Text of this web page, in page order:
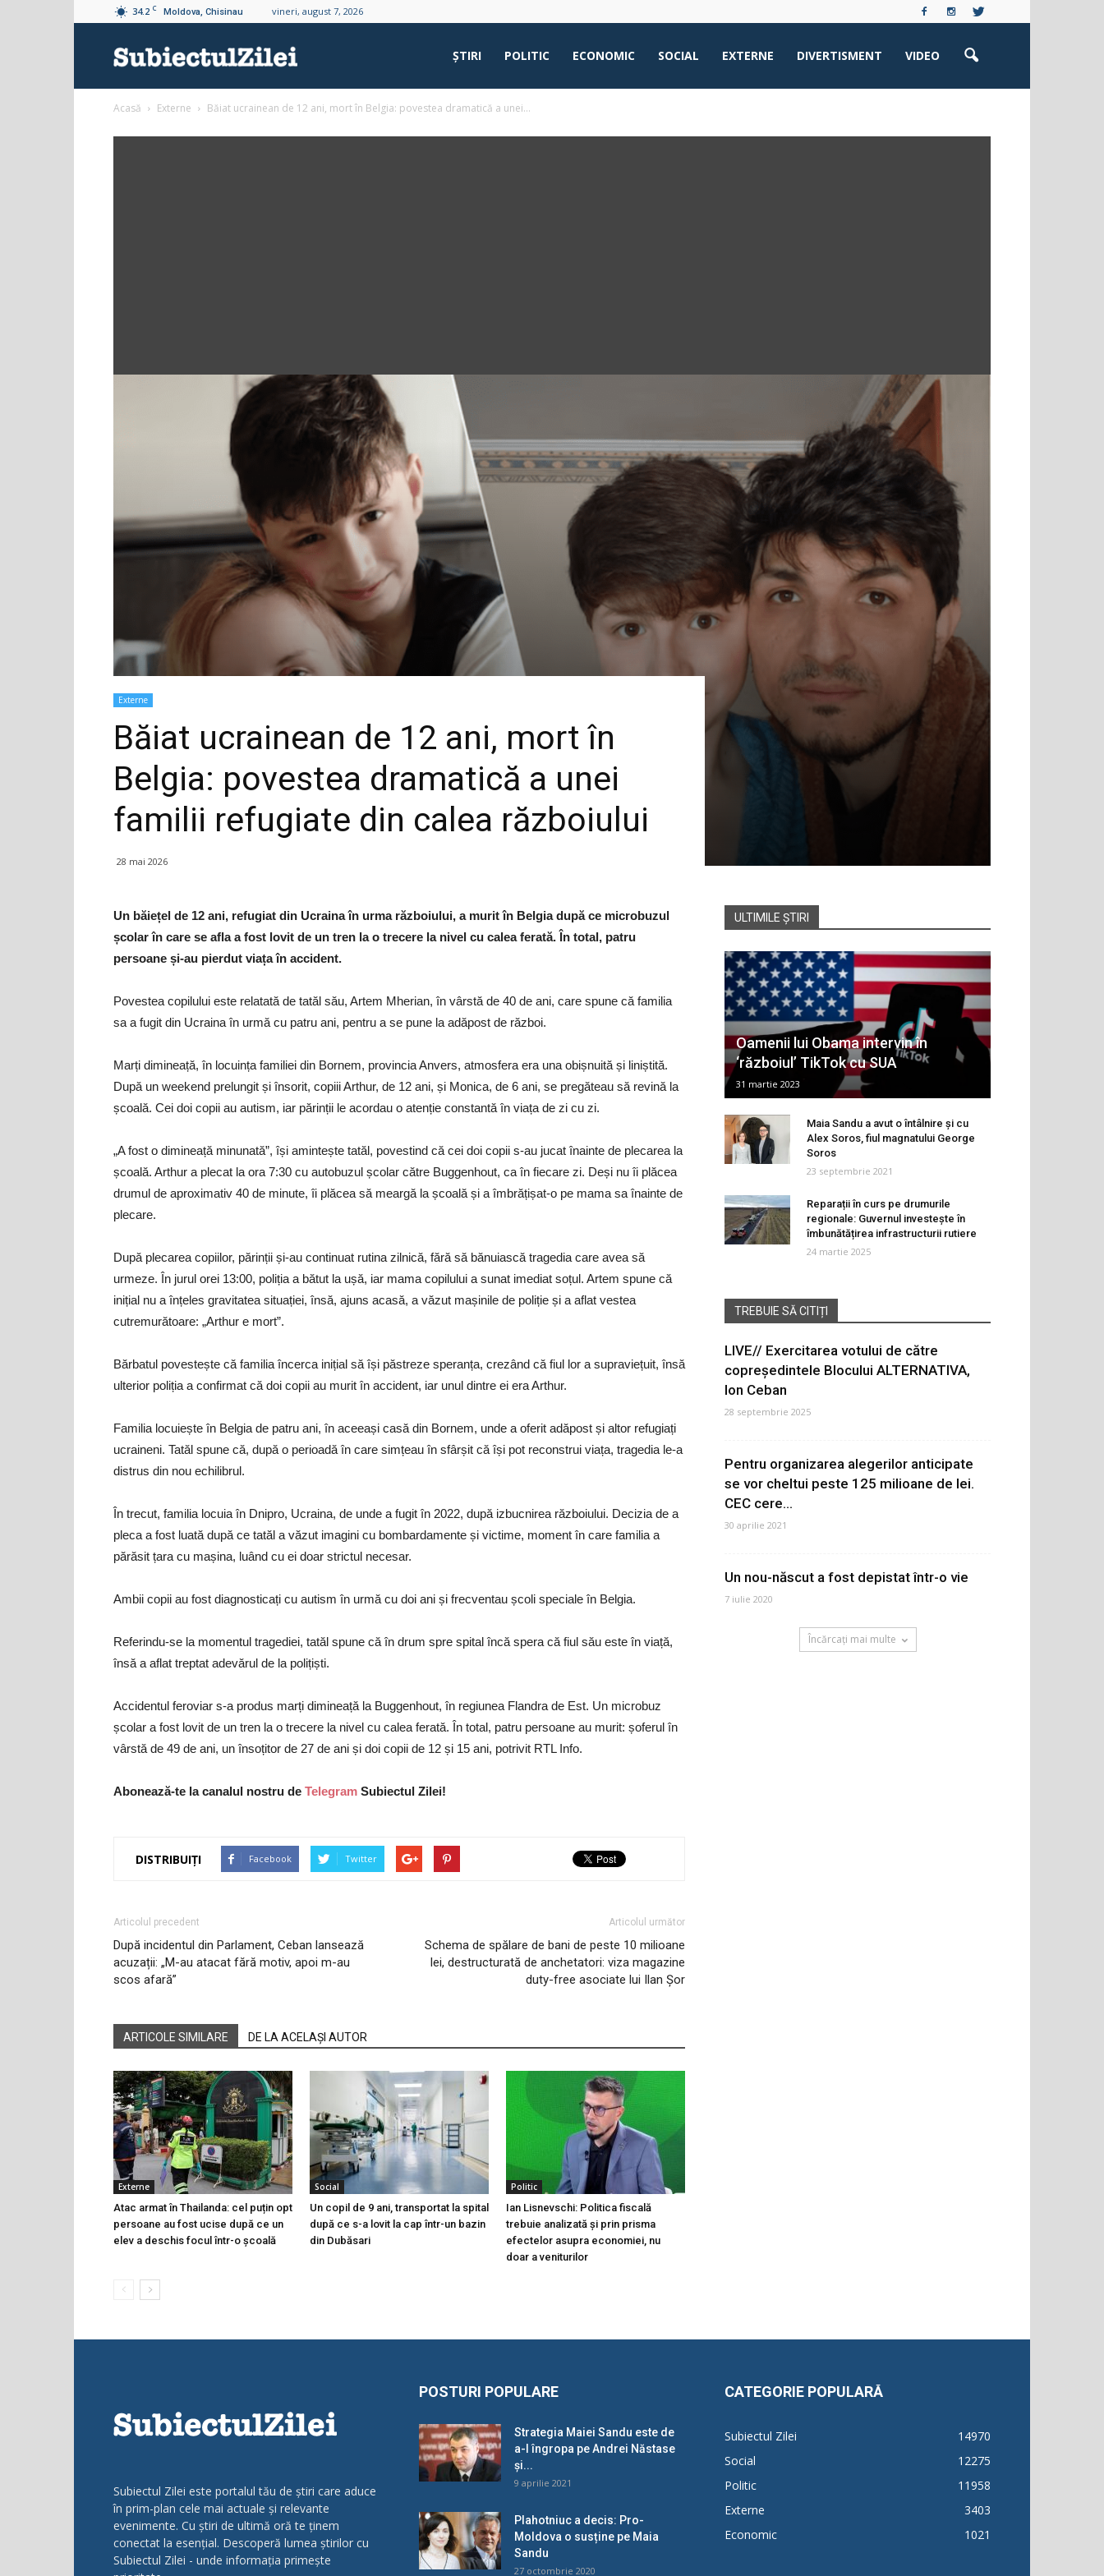
34.2 C Moldova, Chisinau vineri, august 7, 2026
ŞTIRI POLITIC ECONOMIC SOCIAL EXTERNE DIVERTISMENT VIDEO
Acasă Externe Băiat ucrainean de 12 ani, mort în Belgia: povestea dramatică a unei...
Externe
Băiat ucrainean de 12 ani, mort în
Belgia: povestea dramatică a unei
familii refugiate din calea războiului
28 mai 2026
Un băiețel de 12 ani, refugiat din Ucraina în urma războiului, a murit în Belgia după ce microbuzul
școlar în care se afla a fost lovit de un tren la o trecere la nivel cu calea ferată. În total, patru
persoane și-au pierdut viața în accident.
Povestea copilului este relatată de tatăl său, Artem Mherian, în vârstă de 40 de ani, care spune că familia
sa a fugit din Ucraina în urmă cu patru ani, pentru a se pune la adăpost de război.
Marți dimineață, în locuința familiei din Bornem, provincia Anvers, atmosfera era una obișnuită și liniștită.
După un weekend prelungit și însorit, copiii Arthur, de 12 ani, și Monica, de 6 ani, se pregăteau să revină la
școală. Cei doi copii au autism, iar părinții le acordau o atenție constantă în viața de zi cu zi.
„A fost o dimineață minunată”, își amintește tatăl, povestind că cei doi copii s-au jucat înainte de plecarea la
școală. Arthur a plecat la ora 7:30 cu autobuzul școlar către Buggenhout, ca în fiecare zi. Deși nu îi plăcea
drumul de aproximativ 40 de minute, îi plăcea să meargă la școală și a îmbrățișat-o pe mama sa înainte de
plecare.
După plecarea copiilor, părinții și-au continuat rutina zilnică, fără să bănuiască tragedia care avea să
urmeze. În jurul orei 13:00, poliția a bătut la ușă, iar mama copilului a sunat imediat soțul. Artem spune că
inițial nu a înțeles gravitatea situației, însă, ajuns acasă, a văzut mașinile de poliție și a aflat vestea
cutremurătoare: „Arthur e mort”.
Bărbatul povestește că familia încerca inițial să își păstreze speranța, crezând că fiul lor a supraviețuit, însă
ulterior poliția a confirmat că doi copii au murit în accident, iar unul dintre ei era Arthur.
Familia locuiește în Belgia de patru ani, în aceeași casă din Bornem, unde a oferit adăpost și altor refugiați
ucraineni. Tatăl spune că, după o perioadă în care simțeau în sfârșit că își pot reconstrui viața, tragedia le-a
distrus din nou echilibrul.
În trecut, familia locuia în Dnipro, Ucraina, de unde a fugit în 2022, după izbucnirea războiului. Decizia de a
pleca a fost luată după ce tatăl a văzut imagini cu bombardamente și victime, moment în care familia a
părăsit țara cu mașina, luând cu ei doar strictul necesar.
Ambii copii au fost diagnosticați cu autism în urmă cu doi ani și frecventau școli speciale în Belgia.
Referindu-se la momentul tragediei, tatăl spune că în drum spre spital încă spera că fiul său este în viață,
însă a aflat treptat adevărul de la polițiști.
Accidentul feroviar s-a produs marți dimineață la Buggenhout, în regiunea Flandra de Est. Un microbuz
școlar a fost lovit de un tren la o trecere la nivel cu calea ferată. În total, patru persoane au murit: șoferul în
vârstă de 49 de ani, un însoțitor de 27 de ani și doi copii de 12 și 15 ani, potrivit RTL Info.
Abonează-te la canalul nostru de Telegram Subiectul Zilei!
DISTRIBUIȚI Facebook Twitter
Articolul precedent
După incidentul din Parlament, Ceban lansează
acuzații: „M-au atacat fără motiv, apoi m-au
scos afară”
Articolul următor
Schema de spălare de bani de peste 10 milioane
lei, destructurată de anchetatori: viza magazine
duty-free asociate lui Ilan Șor
ARTICOLE SIMILARE DE LA ACELAȘI AUTOR
Externe
Atac armat în Thailanda: cel puțin opt
persoane au fost ucise după ce un
elev a deschis focul într-o școală
Social
Un copil de 9 ani, transportat la spital
după ce s-a lovit la cap într-un bazin
din Dubăsari
Politic
Ian Lisnevschi: Politica fiscală
trebuie analizată și prin prisma
efectelor asupra economiei, nu
doar a veniturilor
ULTIMILE ȘTIRI
Oamenii lui Obama intervin în
‘războiul’ TikTok cu SUA
31 martie 2023
Maia Sandu a avut o întâlnire și cu
Alex Soros, fiul magnatului George
Soros
23 septembrie 2021
Reparații în curs pe drumurile
regionale: Guvernul investește în
îmbunătățirea infrastructurii rutiere
24 martie 2025
TREBUIE SĂ CITIȚI
LIVE// Exercitarea votului de către
copreședintele Blocului ALTERNATIVA,
Ion Ceban
28 septembrie 2025
Pentru organizarea alegerilor anticipate
se vor cheltui peste 125 milioane de lei.
CEC cere...
30 aprilie 2021
Un nou-născut a fost depistat într-o vie
7 iulie 2020
Încărcați mai multe
Subiectul Zilei este portalul tău de știri care aduce
în prim-plan cele mai actuale și relevante
evenimente. Cu știri de ultimă oră te ținem
conectat la esențial. Descoperă lumea știrilor cu
Subiectul Zilei - unde informația primește
POSTURI POPULARE
Strategia Maiei Sandu este de
a-l îngropa pe Andrei Năstase
și...
9 aprilie 2021
Plahotniuc a decis: Pro-
Moldova o susține pe Maia
Sandu
27 octombrie 2020
CATEGORIE POPULARĂ
Subiectul Zilei
14970
Social
12275
Politic
11958
Externe
3403
Economic
1021